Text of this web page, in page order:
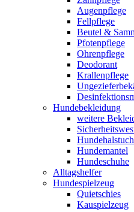
Augenpflege
Fellpflege
Beutel &
Pfotenpflege
Ohrenpflege
Deodorant
Krallenpflege
Hundebekleidung
weitere
Hundehalstuch
Hundemantel
Hundeschuhe
Alltagshelfer
Hundespielzeug
Quietschies
Kauspielzeug